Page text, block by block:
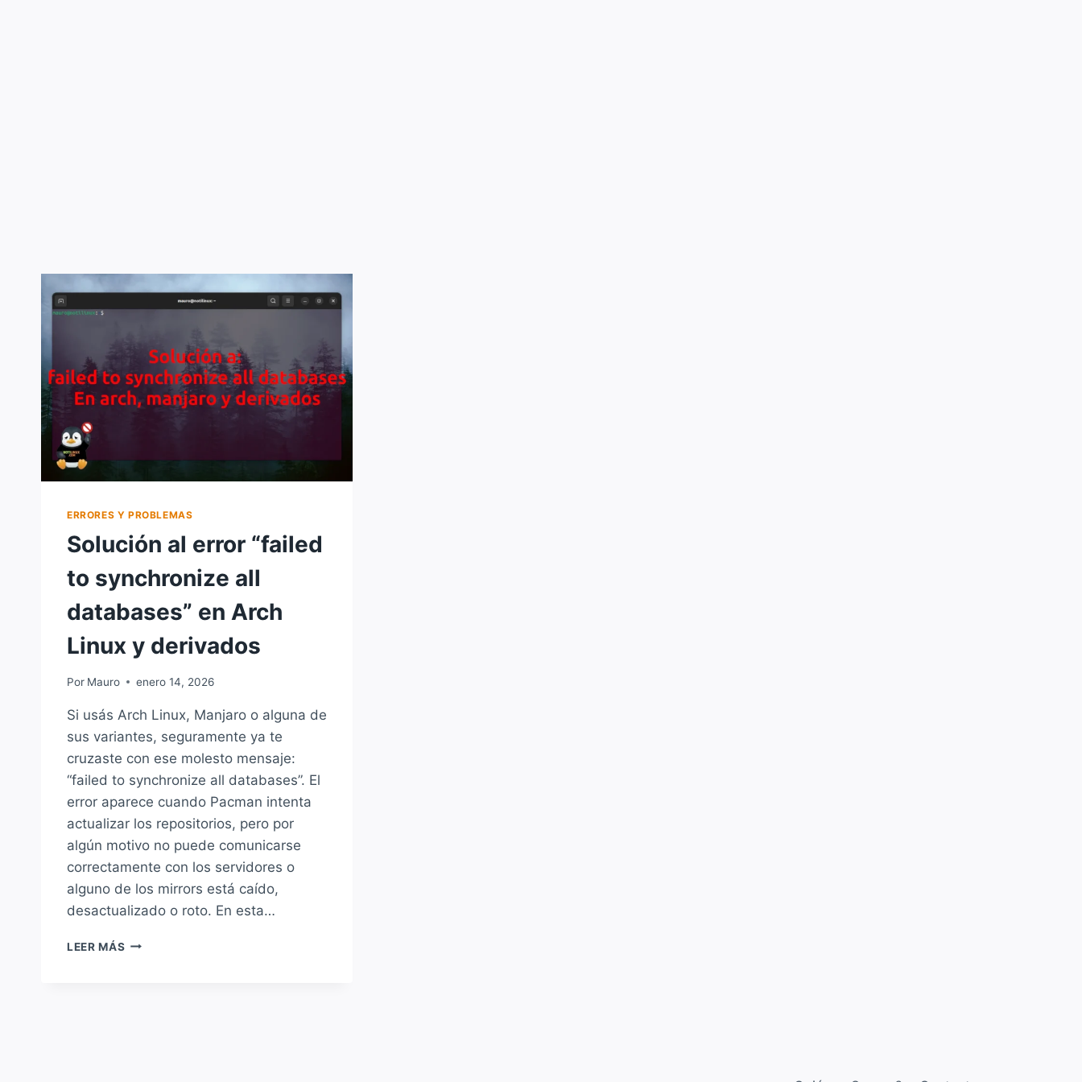
ERRORES Y PROBLEMAS
Solución al error “failed
to synchronize all
databases” en Arch
Linux y derivados
Por Mauro enero 14, 2026
Si usás Arch Linux, Manjaro o alguna de
sus variantes, seguramente ya te
cruzaste con ese molesto mensaje:
“failed to synchronize all databases”. El
error aparece cuando Pacman intenta
actualizar los repositorios, pero por
algún motivo no puede comunicarse
correctamente con los servidores o
alguno de los mirrors está caído,
desactualizado o roto. En esta…
LEER MÁS SOLUCIÓN